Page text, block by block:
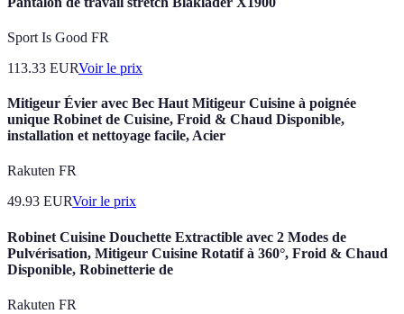
Sport Is Good FR
113.33 EURVoir le prix
Mitigeur Évier avec Bec Haut Mitigeur Cuisine à poignée
unique Robinet de Cuisine, Froid & Chaud Disponible,
installation et nettoyage facile, Acier
Rakuten FR
49.93 EURVoir le prix
Robinet Cuisine Douchette Extractible avec 2 Modes de
Pulvérisation, Mitigeur Cuisine Rotatif à 360°, Froid & Chaud
Disponible, Robinetterie de
Rakuten FR